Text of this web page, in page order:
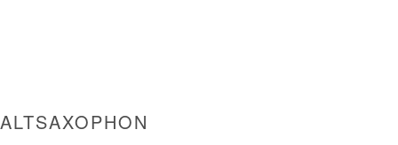
ALTSAXOPHON